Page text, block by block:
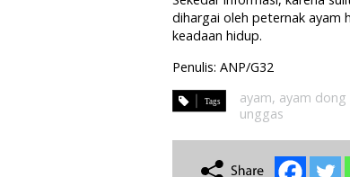
dihargai oleh peternak ayam
keadaan hidup.
Penulis: ANP/G32
ayam, ayam
unggas